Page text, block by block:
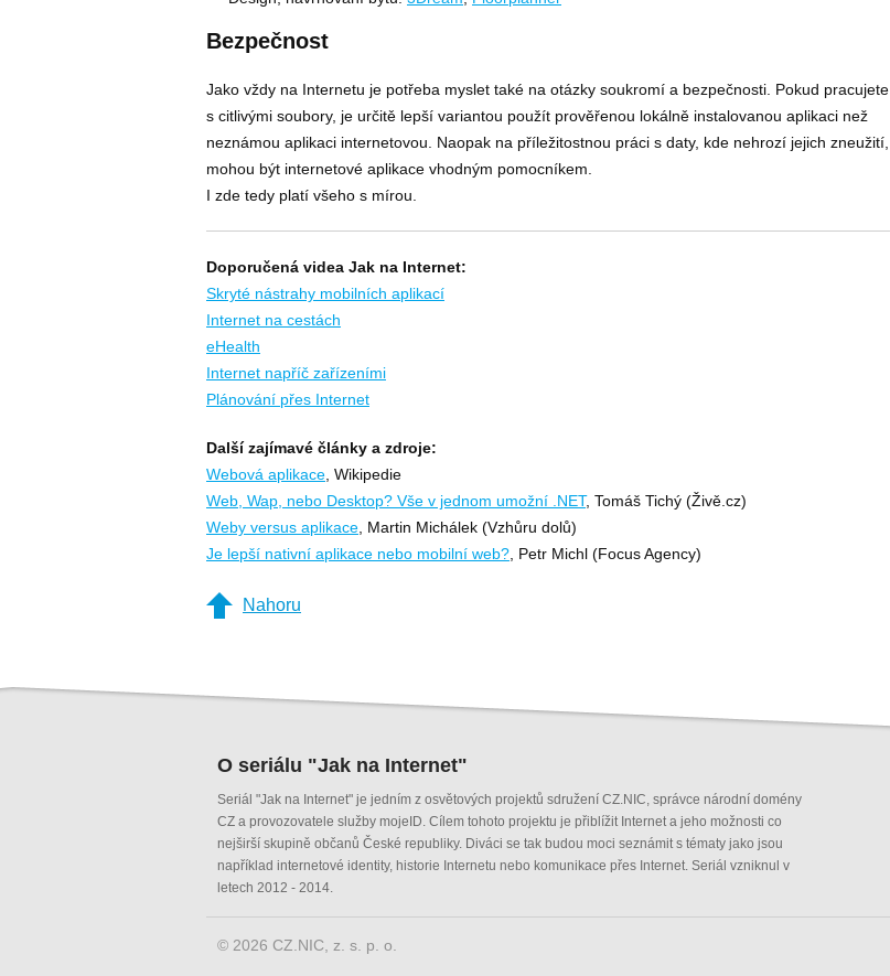
Bezpečnost
Jako vždy na Internetu je potřeba myslet také na otázky soukromí a bezpečnosti. Pokud pracujete
s citlivými soubory, je určitě lepší variantou použít prověřenou lokálně instalovanou aplikaci než
neznámou aplikaci internetovou. Naopak na příležitostnou práci s daty, kde nehrozí jejich zneužití,
mohou být internetové aplikace vhodným pomocníkem.
I zde tedy platí všeho s mírou.
Doporučená videa Jak na Internet:
Skryté nástrahy mobilních aplikací
Internet na cestách
eHealth
Internet napříč zařízeními
Plánování přes Internet
Další zajímavé články a zdroje:
Webová aplikace, Wikipedie
Web, Wap, nebo Desktop? Vše v jednom umožní .NET, Tomáš Tichý (Živě.cz)
Weby versus aplikace, Martin Michálek (Vzhůru dolů)
Je lepší nativní aplikace nebo mobilní web?, Petr Michl (Focus Agency)
Nahoru
O seriálu "Jak na Internet"
Seriál "Jak na Internet" je jedním z osvětových projektů sdružení CZ.NIC, správce národní domény
CZ a provozovatele služby mojeID. Cílem tohoto projektu je přiblížit Internet a jeho možnosti co
nejširší skupině občanů České republiky. Diváci se tak budou moci seznámit s tématy jako jsou
například internetové identity, historie Internetu nebo komunikace přes Internet. Seriál vzniknul v
letech 2012 - 2014.
© 2026 CZ.NIC, z. s. p. o.